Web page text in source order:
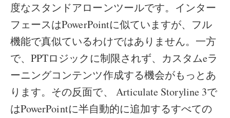
度なスタンドアローンツールです。インター
フェースはPowerPointに似ていますが、フル
機能で真似ているわけではありません。一方
で、PPTロジックに制限されず、カスタムeラ
ーニングコンテンツ作成する機会がもっとあ
ります。その反面で、 Articulate Storyline 3で
はPowerPointに半自動的に追加するすべての